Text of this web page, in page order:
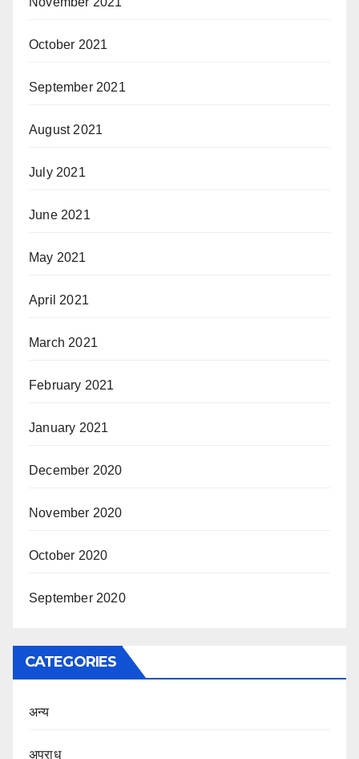
October 2021
September 2021
August 2021
July 2021
June 2021
May 2021
April 2021
March 2021
February 2021
January 2021
December 2020
November 2020
October 2020
September 2020
CATEGORIES
अन्य
अपराध